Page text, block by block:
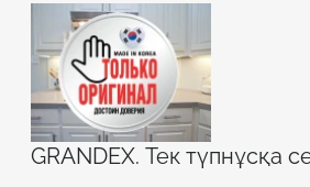
GRANDEX. Тек түпнұсқа